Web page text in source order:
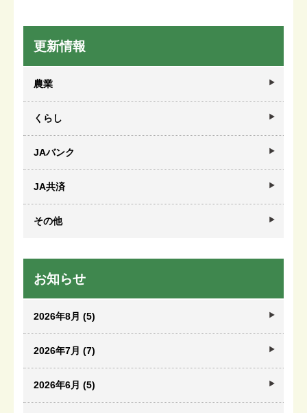
更新情報
農業
くらし
JAバンク
JA共済
その他
お知らせ
2026年8月 (5)
2026年7月 (7)
2026年6月 (5)